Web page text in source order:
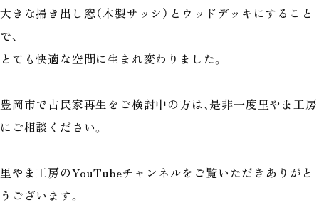
大きな掃き出し窓（木製サッシ）とウッドデッキにすること
で、
とても快適な空間に生まれ変わりました。
豊岡市で古民家再生をご検討中の方は、是非一度里やま工房
にご相談ください。
里やま工房のYouTubeチャンネルをご覧いただきありがと
うございます。